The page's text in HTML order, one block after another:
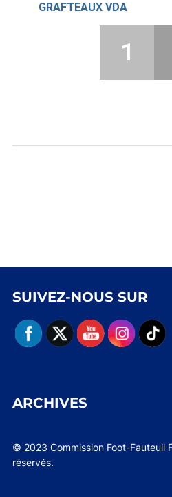
GRAFTEAUX VDA
1
SUIVEZ-NOUS SUR
ARCHIVES
© 2023 Commission Foot-Fauteuil
réservés.